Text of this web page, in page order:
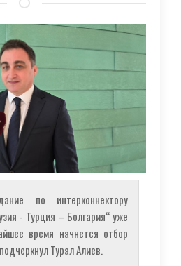
по интерконнектору
- Турция – Болгария“ уже
время начнется отбор
Турал Алиев.